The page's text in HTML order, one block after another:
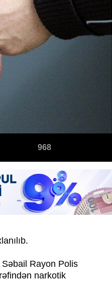
968
Rayon Polis
narkotik